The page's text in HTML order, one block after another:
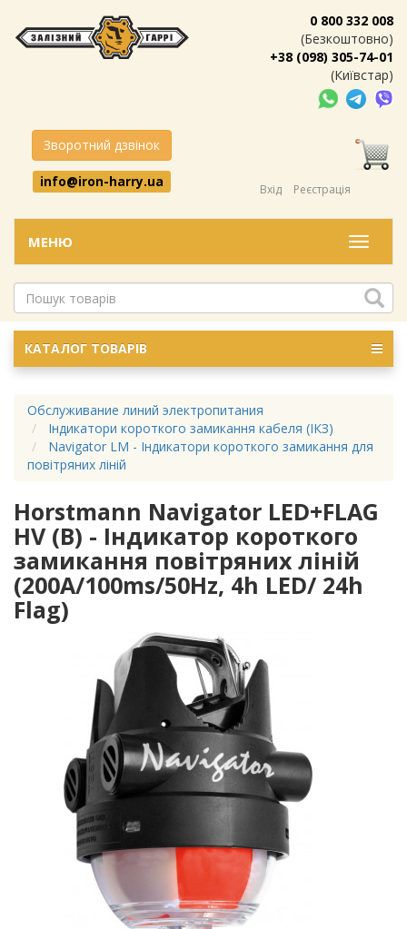
0 800 332 008
(Безкоштовно)
+38 (098) 305-74-01
(Київстар)
Зворотний дзвінок
info@iron-harry.ua
Вхід Реєстрація
Меню
МЕНЮ
КАТАЛОГ ТОВАРІВ
Обслуживание линий электропитания
Індикатори короткого замикання кабеля (ІКЗ)
Navigator LM - Індикатори короткого замикання для
повітряних ліній
Horstmann Navigator LED+FLAG
HV (B) - Індикатор короткого
замикання повітряних ліній
(200A/100ms/50Hz, 4h LED/ 24h
Flag)